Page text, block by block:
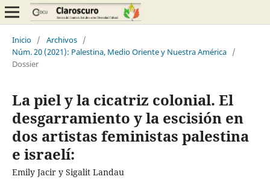
Inicio / Archivos /
Núm. 20 (2021): Palestina, Medio Oriente y Nuestra América /
Dossier
La piel y la cicatriz colonial. El
desgarramiento y la escisión en
dos artistas feministas palestina
e israelí:
Emily Jacir y Sigalit Landau